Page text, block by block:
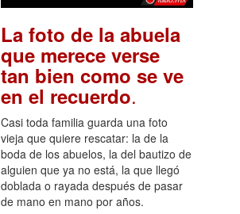
La foto de la abuela
que merece verse
tan bien como se ve
en el recuerdo.
Casi toda familia guarda una foto
vieja que quiere rescatar: la de la
boda de los abuelos, la del bautizo de
alguien que ya no está, la que llegó
doblada o rayada después de pasar
de mano en mano por años.